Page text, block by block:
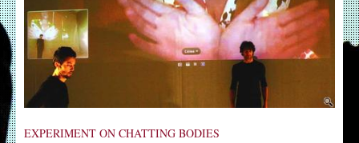
EXPERIMENT ON CHATTING BODIES